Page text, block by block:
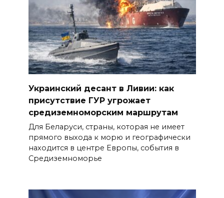
Украинский десант в Ливии: как
присутствие ГУР угрожает
средиземноморским маршрутам
Для Беларуси, страны, которая не имеет
прямого выхода к морю и географически
находится в центре Европы, события в
Средиземноморье